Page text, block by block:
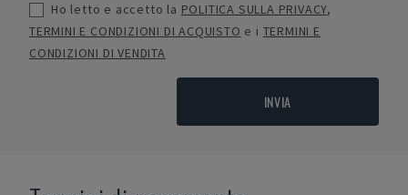
Ho letto e accetto la POLITICA SULLA PRIVACY,
TERMINI E CONDIZIONI DI ACQUISTO e i TERMINI E
CONDIZIONI DI VENDITA
INVIA